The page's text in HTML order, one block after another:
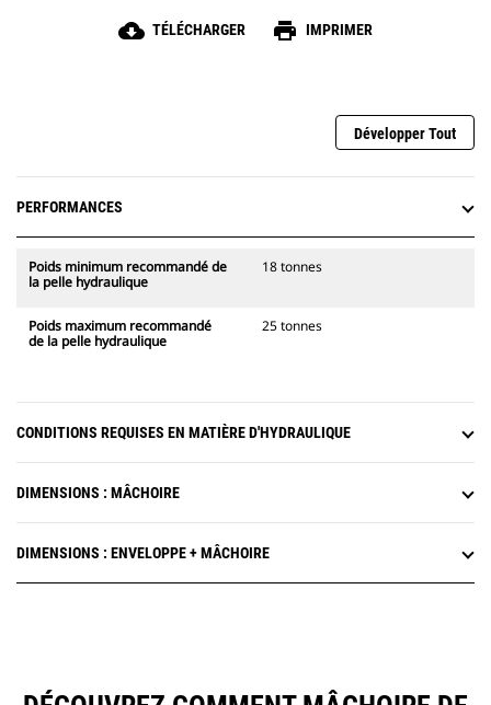
cloud_download TÉLÉCHARGER print IMPRIMER
Développer Tout
PERFORMANCES
Poids minimum recommandé de
la pelle hydraulique
18 tonnes
Poids maximum recommandé
de la pelle hydraulique
25 tonnes
CONDITIONS REQUISES EN MATIÈRE D'HYDRAULIQUE
DIMENSIONS : MÂCHOIRE
DIMENSIONS : ENVELOPPE + MÂCHOIRE